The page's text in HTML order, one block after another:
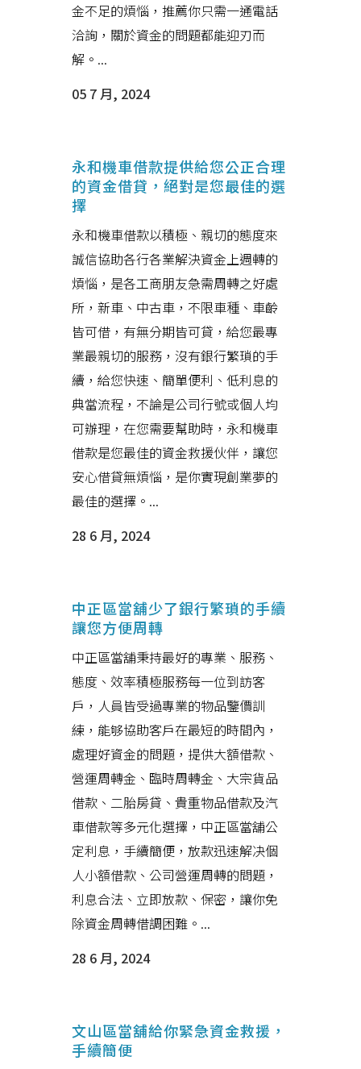
金不足的煩惱，推薦你只需一通電話
洽詢，關於資金的問題都能迎刃而
解。...
05 7 月, 2024
永和機車借款提供給您公正合理
的資金借貸，絕對是您最佳的選
擇
永和機車借款以積極、親切的態度來
誠信協助各行各業解決資金上週轉的
煩惱，是各工商朋友急需周轉之好處
所，新車、中古車，不限車種、車齡
皆可借，有無分期皆可貸，給您最專
業最親切的服務，沒有銀行繁瑣的手
續，給您快速、簡單便利、低利息的
典當流程，不論是公司行號或個人均
可辦理，在您需要幫助時，永和機車
借款是您最佳的資金救援伙伴，讓您
安心借貸無煩惱，是你實現創業夢的
最佳的選擇。...
28 6 月, 2024
中正區當舖少了銀行繁瑣的手續
讓您方便周轉
中正區當舖秉持最好的專業、服務、
態度、效率積極服務每一位到訪客
戶，人員皆受過專業的物品鑒價訓
練，能够協助客戶在最短的時間內，
處理好資金的問題，提供大額借款、
營運周轉金、臨時周轉金、大宗貨品
借款、二胎房貸、貴重物品借款及汽
車借款等多元化選擇，中正區當舖公
定利息，手續簡便，放款迅速解决個
人小額借款、公司營運周轉的問題，
利息合法、立即放款、保密，讓你免
除資金周轉借調困難。...
28 6 月, 2024
文山區當舖給你緊急資金救援，
手續簡便